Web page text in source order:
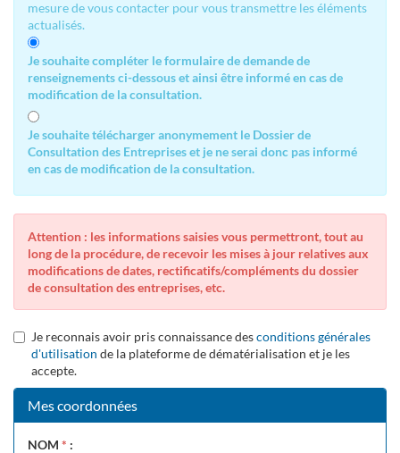
mesure de vous contacter pour vous transmettre les éléments
actualisés.
Je souhaite compléter le formulaire de demande de
renseignements ci-dessous et ainsi être informé en cas de
modification de la consultation.
Je souhaite télécharger anonymement le Dossier de
Consultation des Entreprises et je ne serai donc pas informé
en cas de modification de la consultation.
Attention : les informations saisies vous permettront, tout au
long de la procédure, de recevoir les mises à jour relatives aux
modifications de dates, rectificatifs/compléments du dossier
de consultation des entreprises, etc.
Je reconnais avoir pris connaissance desconditions générales
d'utilisation de la plateforme de dématérialisation et je les
accepte.
Mes coordonnées
NOM * :